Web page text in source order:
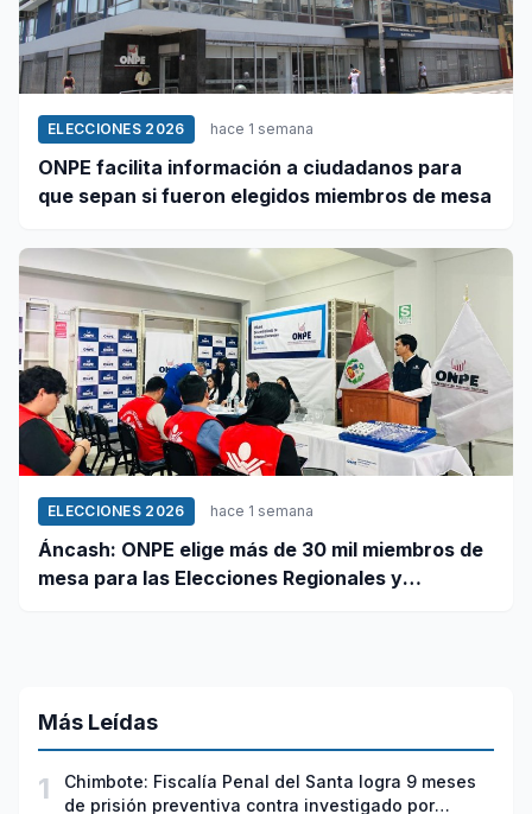
ELECCIONES 2026 hace 1 semana
ONPE facilita información a ciudadanos para
que sepan si fueron elegidos miembros de mesa
ELECCIONES 2026 hace 1 semana
Áncash: ONPE elige más de 30 mil miembros de
mesa para las Elecciones Regionales y
Más Leídas
1
Chimbote: Fiscalía Penal del Santa logra 9 meses
de prisión preventiva contra investigado por